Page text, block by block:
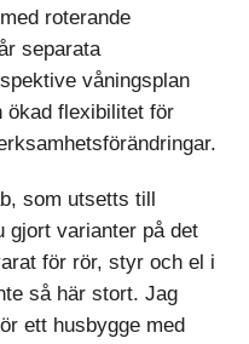
roterande
separata
våningsplan
ökad flexibilitet för
som utsetts till
gjort varianter på det
för rör, styr och el i
så här stort. Jag
ett husbygge med